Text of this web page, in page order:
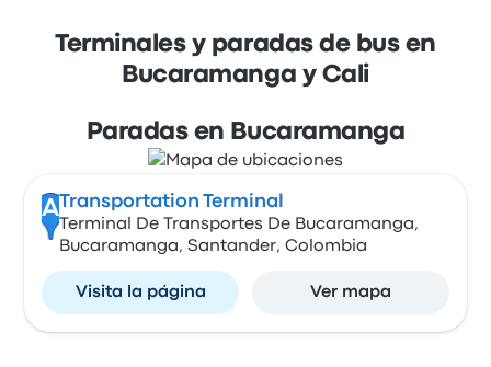
Terminales y paradas de bus en
Bucaramanga y Cali
Paradas en Bucaramanga
A Transportation Terminal
Terminal De Transportes De Bucaramanga,
Bucaramanga, Santander, Colombia
Visita la página Ver mapa